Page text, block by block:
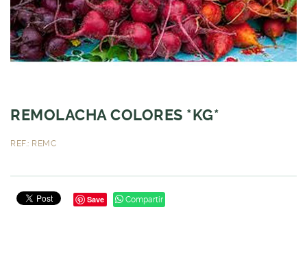
REMOLACHA COLORES *KG*
REF.: REMC
Save Compartir